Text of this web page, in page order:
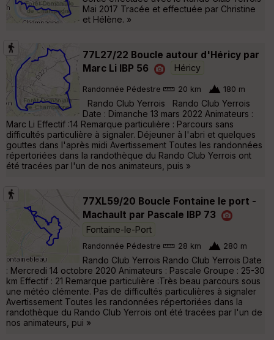
Mai 2017 Tracée et effectuée par Christine
et Hélène. »
77L27/22 Boucle autour d'Héricy par
Marc Li IBP 56
Héricy
Randonnée Pédestre 20 km 180 m
Rando Club Yerrois Rando Club Yerrois
Date : Dimanche 13 mars 2022 Animateurs :
Marc Li Effectif :14 Remarque particulière : Parcours sans
difficultés particulière à signaler. Déjeuner à l'abri et quelques
gouttes dans l'après midi Avertissement Toutes les randonnées
répertoriées dans la randothèque du Rando Club Yerrois ont
été tracées par l'un de nos animateurs, puis »
77XL59/20 Boucle Fontaine le port -
Machault par Pascale IBP 73
Fontaine-le-Port
Randonnée Pédestre 28 km 280 m
Rando Club Yerrois Rando Club Yerrois Date
: Mercredi 14 octobre 2020 Animateurs : Pascale Groupe : 25-30
km Effectif : 21 Remarque particulière :Très beau parcours sous
une météo clémente. Pas de difficultés particulières à signaler
Avertissement Toutes les randonnées répertoriées dans la
randothèque du Rando Club Yerrois ont été tracées par l'un de
nos animateurs, pui »